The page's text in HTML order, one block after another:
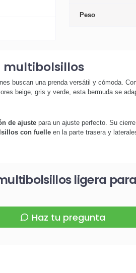
Peso
multibolsillos
buscan una prenda versátil y cómoda.
beige, gris y verde, esta bermuda se
de ajustepara un ajuste perfecto. Su
con fuelleen la parte trasera y
ligera
Haz tu pregunta